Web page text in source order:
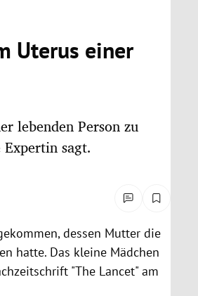
Uterus einer
lebenden Person zu
sagt.
dessen Mutter die
hatte. Das kleine Mädchen
"The Lancet" am